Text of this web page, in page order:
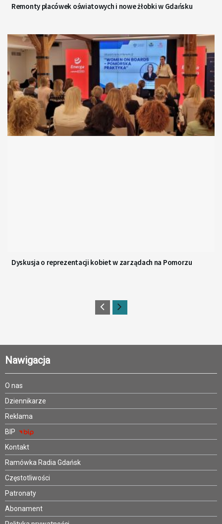
Remonty placówek oświatowych i nowe żłobki w Gdańsku
Dyskusja o reprezentacji kobiet w zarządach na Pomorzu
Nawigacja
O nas
Dziennikarze
Reklama
BIP
Kontakt
Ramówka Radia Gdańsk
Częstotliwości
Patronaty
Abonament